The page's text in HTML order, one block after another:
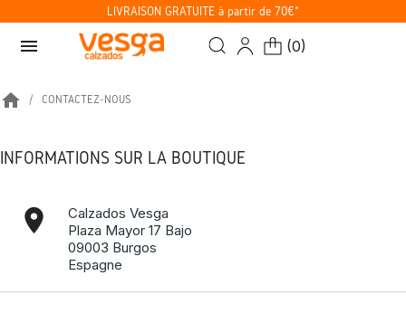
LIVRAISON GRATUITE à partir de 70€*
menu (0)
home CONTACTEZ-NOUS
INFORMATIONS SUR LA BOUTIQUE
location_on
Calzados Vesga
Plaza Mayor 17 Bajo
09003 Burgos
Espagne